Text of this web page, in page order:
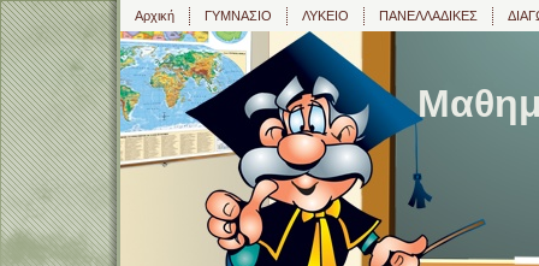
Αρχική ΓΥΜΝΑΣΙΟ ΛΥΚΕΙΟ ΠΑΝΕΛΛΑΔΙΚΕΣ